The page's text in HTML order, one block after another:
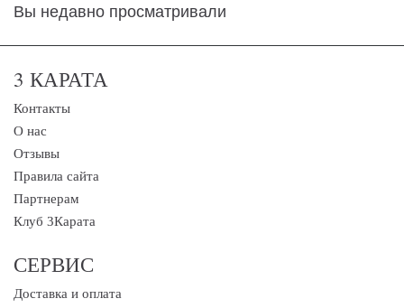
Вы недавно просматривали
3 КАРАТА
Контакты
О нас
Отзывы
Правила сайта
Партнерам
Клуб 3Карата
СЕРВИС
Доставка и оплата